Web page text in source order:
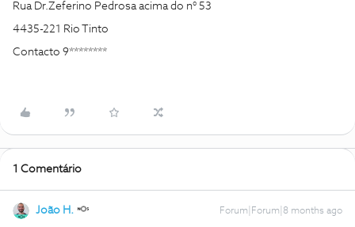
Rua Dr.Zeferino Pedrosa acima do n° 53
4435-221 Rio Tinto
Contacto 9********
1 Comentário
João H. Forum|Forum|8 months ago